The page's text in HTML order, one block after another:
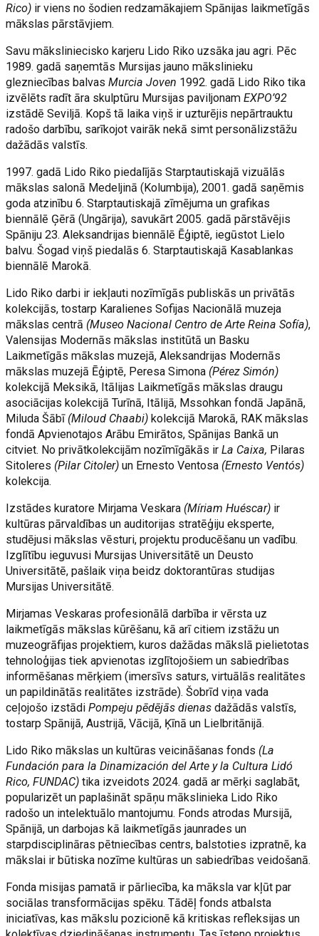
Rico) ir viens no šodien redzamākajiem Spānijas laikmetīgās
mākslas pārstāvjiem.
Savu māksliniecisko karjeru Lido Riko uzsāka jau agri. Pēc
1989. gadā saņemtās Mursijas jauno mākslinieku
glezniecības balvas Murcia Joven 1992. gadā Lido Riko tika
izvēlēts radīt āra skulptūru Mursijas paviljonamEXPO’92
izstādē Seviljā. Kopš tā laika viņš ir uzturējis nepārtrauktu
radošo darbību, sarīkojot vairāk nekā simt personālizstāžu
dažādās valstīs.
1997. gadā Lido Riko piedalījās Starptautiskajā vizuālās
mākslas salonā Medeljinā (Kolumbija), 2001. gadā saņēmis
goda atzinību 6. Starptautiskajā zīmējuma un grafikas
biennālē Ģērā (Ungārija), savukārt 2005. gadā pārstāvējis
Spāniju 23. Aleksandrijas biennālē Ēģiptē, iegūstot Lielo
balvu. Šogad viņš piedalās 6. Starptautiskajā Kasablankas
biennālē Marokā.
Lido Riko darbi ir iekļauti nozīmīgās publiskās un privātās
kolekcijās, tostarp Karalienes Sofijas Nacionālā muzeja
mākslas centrā (Museo Nacional Centro de Arte Reina Sofía),
Valensijas Modernās mākslas institūtā un Basku
Laikmetīgās mākslas muzejā, Aleksandrijas Modernās
mākslas muzejā Ēģiptē, Peresa Simona (Pérez Simón)
kolekcijā Meksikā, Itālijas Laikmetīgās mākslas draugu
asociācijas kolekcijā Turīnā, Itālijā, Mssohkan fondā Japānā,
Miluda Šābī (Miloud Chaabi) kolekcijā Marokā, RAK mākslas
fondā Apvienotajos Arābu Emirātos, Spānijas Bankā un
citviet. No privātkolekcijām nozīmīgākās irLa Caixa, Pilaras
Sitoleres (Pilar Citoler) un Ernesto Ventosa (Ernesto Ventós)
kolekcija.
Izstādes kuratore Mirjama Veskara (Míriam Huéscar) ir
kultūras pārvaldības un auditorijas stratēģiju eksperte,
studējusi mākslas vēsturi, projektu producēšanu un vadību.
Izglītību ieguvusi Mursijas Universitātē un Deusto
Universitātē, pašlaik viņa beidz doktorantūras studijas
Mursijas Universitātē.
Mirjamas Veskaras profesionālā darbība ir vērsta uz
laikmetīgās mākslas kūrēšanu, kā arī citiem izstāžu un
muzeogrāfijas projektiem, kuros dažādas mākslā pielietotas
tehnoloģijas tiek apvienotas izglītojošiem un sabiedrības
informēšanas mērķiem (imersīvs saturs, virtuālās realitātes
un papildinātās realitātes izstrāde). Šobrīd viņa vada
ceļojošo izstādiPompeju pēdējās dienas dažādās valstīs,
tostarp Spānijā, Austrijā, Vācijā, Ķīnā un Lielbritānijā.
Lido Riko mākslas un kultūras veicināšanas fonds (La
Fundación para la Dinamización del Arte y la Cultura Lidó
Rico, FUNDAC) tika izveidots 2024. gadā ar mērķi saglabāt,
popularizēt un paplašināt spāņu mākslinieka Lido Riko
radošo un intelektuālo mantojumu. Fonds atrodas Mursijā,
Spānijā, un darbojas kā laikmetīgās jaunrades un
starpdisciplināras pētniecības centrs, balstoties izpratnē, ka
mākslai ir būtiska nozīme kultūras un sabiedrības veidošanā.
Fonda misijas pamatā ir pārliecība, ka māksla var kļūt par
sociālas transformācijas spēku. Tādēļ fonds atbalsta
iniciatīvas, kas mākslu pozicionē kā kritiskas refleksijas un